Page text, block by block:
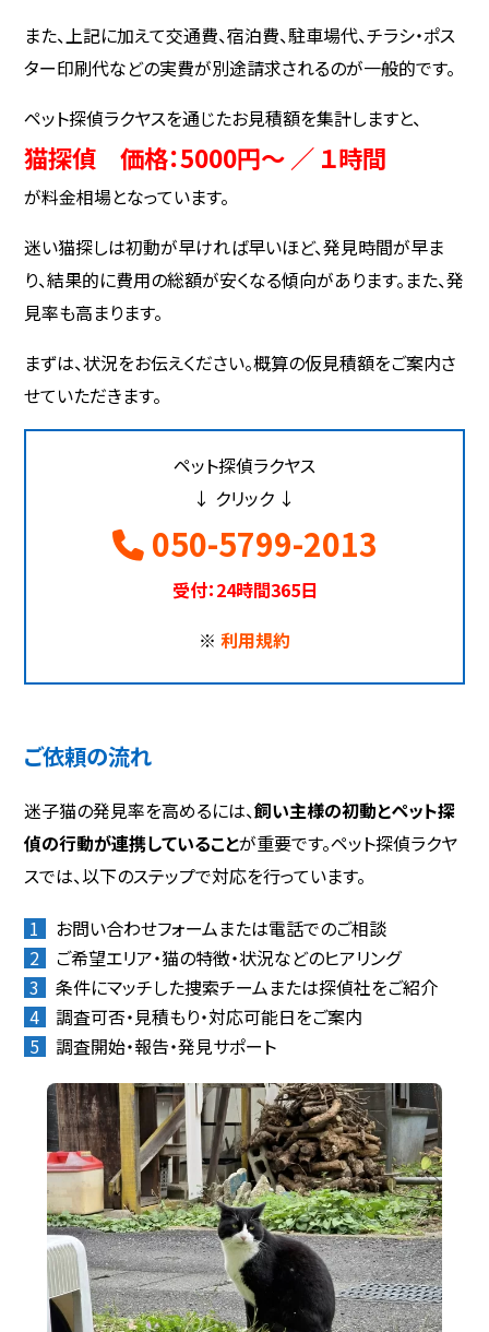
また、上記に加えて交通費、宿泊費、駐車場代、チラシ・ポス
ター印刷代などの実費が別途請求されるのが一般的です。
ペット探偵ラクヤスを通じたお見積額を集計しますと、
猫探偵 価格：5000円～ ／ １時間
が料金相場となっています。
迷い猫探しは初動が早ければ早いほど、発見時間が早ま
り、結果的に費用の総額が安くなる傾向があります。また、発
見率も高まります。
まずは、状況をお伝えください。概算の仮見積額をご案内さ
せていただきます。
ペット探偵ラクヤス
↓ クリック ↓
050-5799-2013
受付：24時間365日
※ 利用規約
ご依頼の流れ
迷子猫の発見率を高めるには、飼い主様の初動とペット探
偵の行動が連携していることが重要です。ペット探偵ラクヤ
スでは、以下のステップで対応を行っています。
お問い合わせフォームまたは電話でのご相談
ご希望エリア・猫の特徴・状況などのヒアリング
条件にマッチした捜索チームまたは探偵社をご紹介
調査可否・見積もり・対応可能日をご案内
調査開始・報告・発見サポート